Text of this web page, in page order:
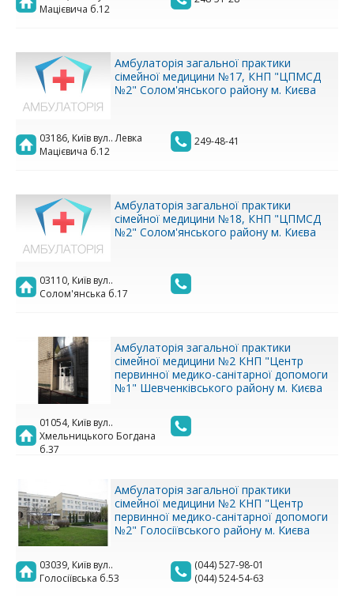
Мацієвича б.12
Амбулаторія загальної практики
сімейної медицини №17, КНП "ЦПМСД
№2" Солом'янського району м. Києва
03186, Київ вул.. Левка
Мацієвича б.12
249-48-41
Амбулаторія загальної практики
сімейної медицини №18, КНП "ЦПМСД
№2" Солом'янського району м. Києва
03110, Київ вул..
Солом'янська б.17
Амбулаторія загальної практики
сімейної медицини №2 КНП "Центр
первинної медико-санітарної допомоги
№1" Шевченківського району м. Києва
01054, Київ вул..
Хмельницького Богдана
б.37
Амбулаторія загальної практики
сімейної медицини №2 КНП "Центр
первинної медико-санітарної допомоги
№2" Голосіївського району м. Києва
03039, Київ вул..
Голосіївська б.53
(044) 527-98-01
(044) 524-54-63